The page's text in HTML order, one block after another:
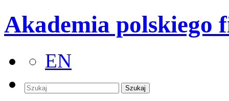
Akademia polskiego
EN